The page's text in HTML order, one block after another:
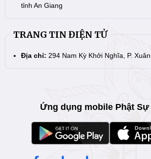
tỉnh An Giang
TRANG TIN ĐIỆN TỬ
Địa chỉ: 294 Nam Kỳ Khởi Nghĩa, P.
Ứng dụng mobile Phật Sự